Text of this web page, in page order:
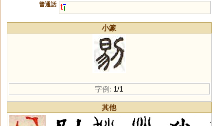
普通話 t
小篆
字例: 1/1
其他